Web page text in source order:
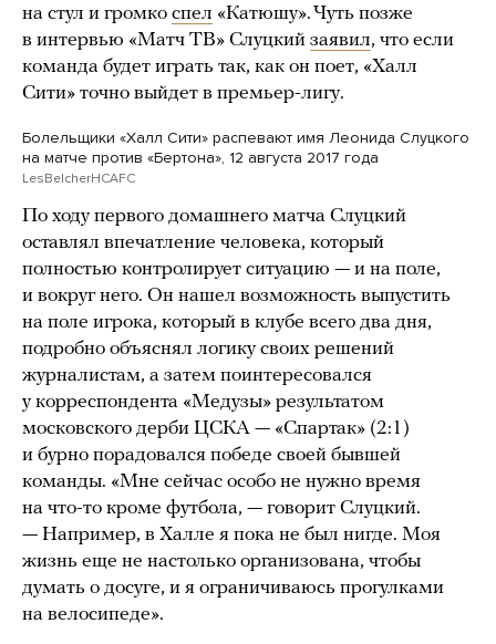
на стул и громко спел «Катюшу». Чуть позже
в интервью «Матч ТВ» Слуцкий заявил, что если
команда будет играть так, как он поет, «Халл
Сити» точно выйдет в премьер-лигу.
Болельщики «Халл Сити» распевают имя Леонида Слуцкого
на матче против «Бертона», 12 августа 2017 года
LesBelcherHCAFC
По ходу первого домашнего матча Слуцкий
оставлял впечатление человека, который
полностью контролирует ситуацию — и на поле,
и вокруг него. Он нашел возможность выпустить
на поле игрока, который в клубе всего два дня,
подробно объяснял логику своих решений
журналистам, а затем поинтересовался
у корреспондента «Медузы» результатом
московского дерби ЦСКА — «Спартак» (2:1)
и бурно порадовался победе своей бывшей
команды. «Мне сейчас особо не нужно время
на что-то кроме футбола, — говорит Слуцкий.
— Например, в Халле я пока не был нигде. Моя
жизнь еще не настолько организована, чтобы
думать о досуге, и я ограничиваюсь прогулками
на велосипеде».